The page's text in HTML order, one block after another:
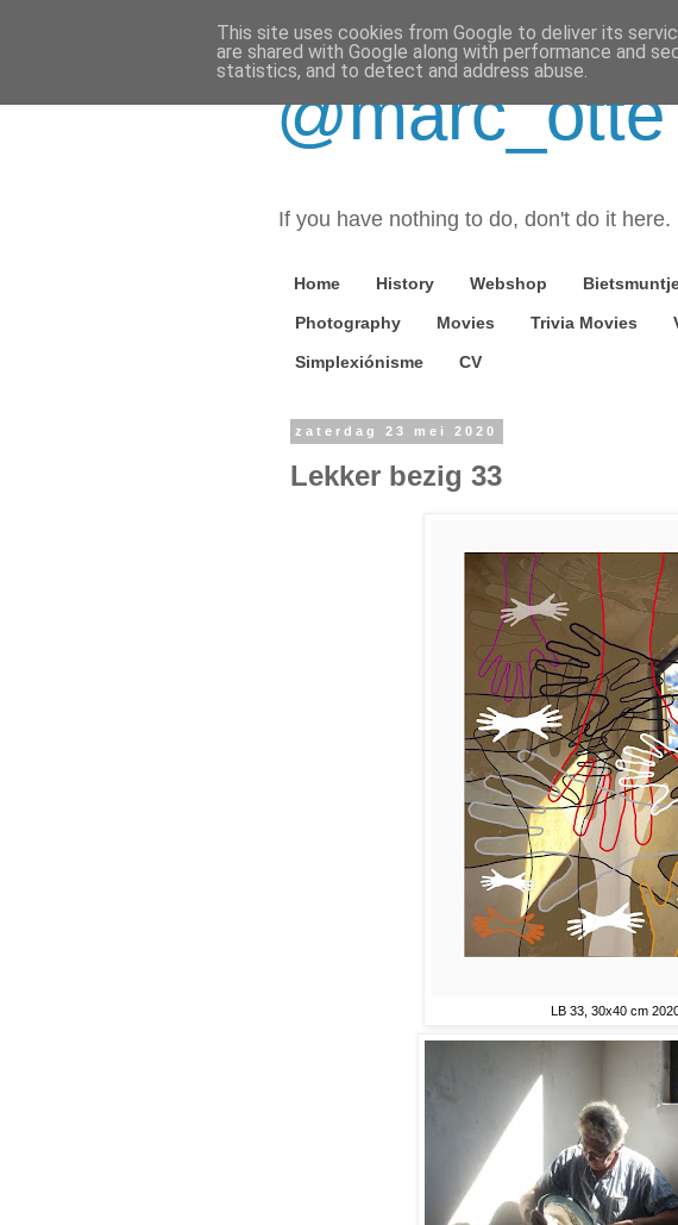
If you have nothing to do, don't do it here.
Home History Webshop
Photography Movies Trivia Movies
Simplexiónisme CV
zaterdag 23 mei 2020
Lekker bezig 33
LB 33, 30x40 cm
This site uses cookies from Google to deliver its
are shared with Google along with performance and
statistics, and to detect and address abuse.